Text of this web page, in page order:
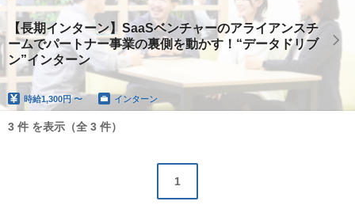
【長期インターン】SaaSベンチャーのアライアンスチ
ームでパートナー事業の裏側を動かす！“データドリブ
ン”インターン
時給1,300円 〜 インターン
3 件 を表示（全 3 件）
1